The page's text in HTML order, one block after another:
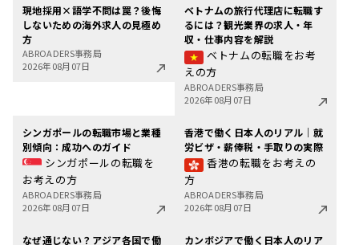
現地採用×語学不問は罠？後悔
しないための海外求人の見極め
方
ABROADERS事務局
2026年08月07日
ベトナムの旅行代理店に転職す
るには？観光業界の求人・年
収・仕事内容を解説
ベトナムの転職をお考
えの方
ABROADERS事務局
2026年08月07日
シンガポールの転職市場と業種
別傾向：成功へのガイド
シンガポールの転職を
お考えの方
ABROADERS事務局
2026年08月07日
香港で働く日本人のリアル｜就
労ビザ・薪俸税・手取りの実際
香港の転職をお考えの
方
ABROADERS事務局
2026年08月07日
なぜ通じない？アジア各国で働
カンボジアで働く日本人のリア